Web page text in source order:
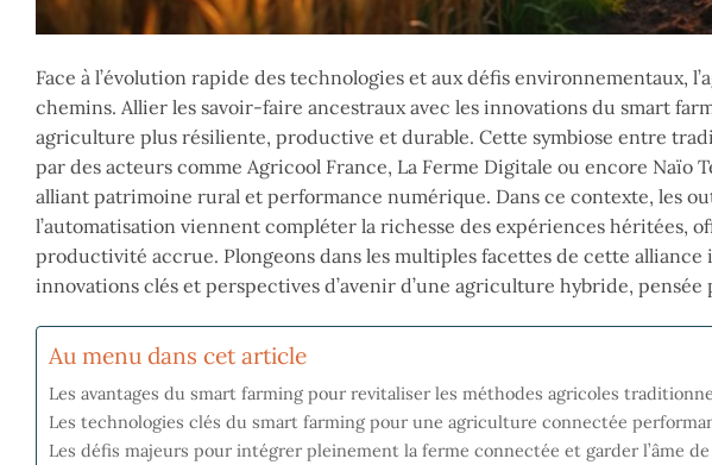
Face à l’évolution rapide des technologies et aux défis environnementaux,
chemins. Allier les savoir-faire ancestraux avec les innovations du smart
agriculture plus résiliente, productive et durable. Cette symbiose entre
par des acteurs comme Agricool France, La Ferme Digitale ou encore Naïo
alliant patrimoine rural et performance numérique. Dans ce contexte, les
l’automatisation viennent compléter la richesse des expériences héritées,
productivité accrue. Plongeons dans les multiples facettes de cette alliance
innovations clés et perspectives d’avenir d’une agriculture hybride, pensée
Au menu dans cet article
Les avantages du smart farming pour revitaliser les méthodes agricoles
Les technologies clés du smart farming pour une agriculture connectée
Les défis majeurs pour intégrer pleinement la ferme connectée et garder l’âme